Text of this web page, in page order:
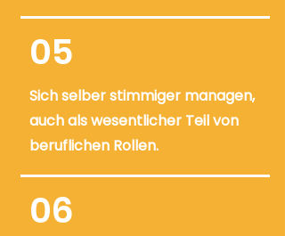
05
Sich selber stimmiger managen,
auch als wesentlicher Teil von
beruflichen Rollen.
06